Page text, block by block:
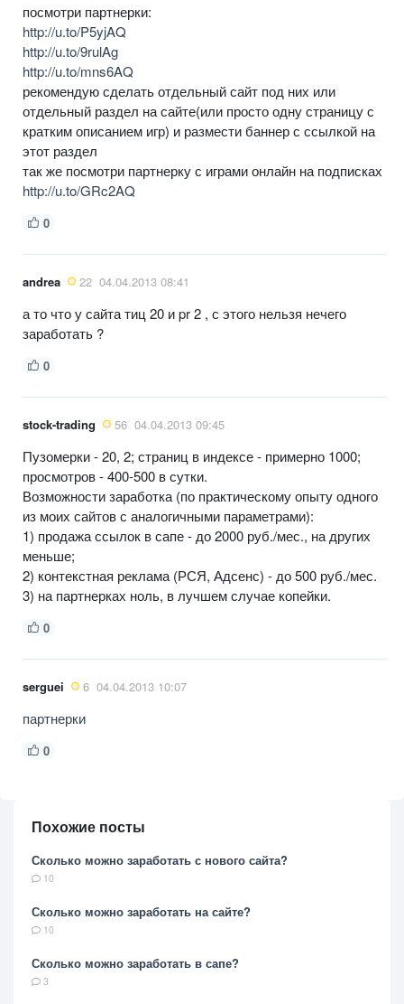
посмотри партнерки:
http://u.to/P5yjAQ
http://u.to/9rulAg
http://u.to/mns6AQ
рекомендую сделать отдельный сайт под них или
отдельный раздел на сайте(или просто одну страницу с
кратким описанием игр) и размести баннер с ссылкой на
этот раздел
так же посмотри партнерку с играми онлайн на подписках
http://u.to/GRc2AQ
0
andrea 22 04.04.2013 08:41
а то что у сайта тиц 20 и pr 2 , с этого нельзя нечего
заработать ?
0
stock-trading 56 04.04.2013 09:45
Пузомерки - 20, 2; страниц в индексе - примерно 1000;
просмотров - 400-500 в сутки.
Возможности заработка (по практическому опыту одного
из моих сайтов с аналогичными параметрами):
1) продажа ссылок в сапе - до 2000 руб./мес., на других
меньше;
2) контекстная реклама (РСЯ, Адсенс) - до 500 руб./мес.
3) на партнерках ноль, в лучшем случае копейки.
0
serguei 6 04.04.2013 10:07
партнерки
0
Похожие посты
Сколько можно заработать с нового сайта?
10
Сколько можно заработать на сайте?
10
Сколько можно заработать в сапе?
3